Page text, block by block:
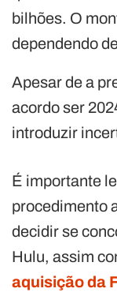
bilhões. O
dependendo
Apesar de a
acordo ser
introduzir
É importante
procedimento
decidir se
Hulu, assim
aquisição da